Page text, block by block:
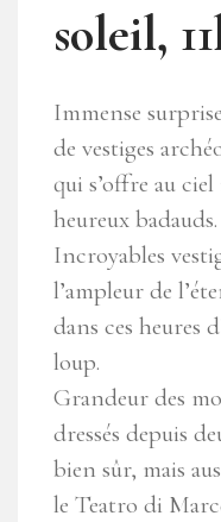
soleil,
Immense
de vestiges
qui s’offre au
heureux badauds.
Incroyables
l’ampleur de
dans ces heures
loup.
Grandeur des
dressés depuis
bien sûr, mais
le Teatro di